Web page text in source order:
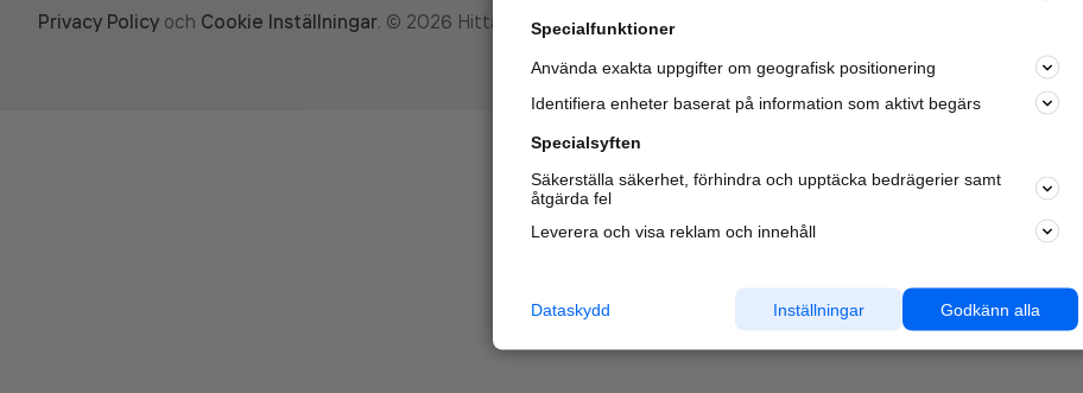
Privacy Policy och Cookie Inställningar. © 2026 Hitta.se Specialfunktioner
Använda exakta uppgifter om geografisk positionering
Identifiera enheter baserat på information som aktivt begärs
Specialsyften
Säkerställa säkerhet, förhindra och upptäcka bedrägerier samt
åtgärda fel
Leverera och visa reklam och innehåll
Godkänn alla
Inställningar
Dataskydd